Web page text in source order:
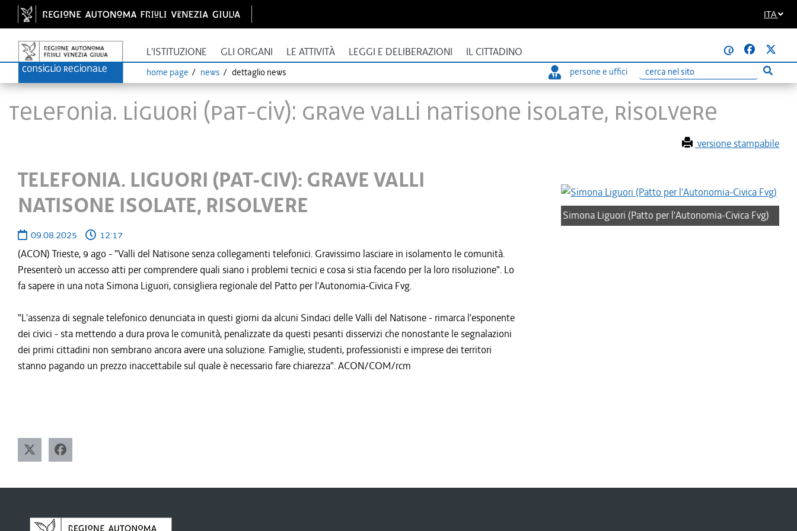
ITA
L'ISTITUZIONE GLI ORGANI LE ATTIVITÀ LEGGI E DELIBERAZIONI IL CITTADINO @
home page news dettaglio news persone e uffici
Ricerca Esegui
TELEFONIA. LIGUORI (PAT-CIV): GRAVE VALLI NATISONE ISOLATE, RISOLVERE
versione stampabile
TELEFONIA. LIGUORI (PAT-CIV): GRAVE VALLI
NATISONE ISOLATE, RISOLVERE
09.08.2025
12:17
(ACON) Trieste, 9 ago - "Valli del Natisone senza collegamenti telefonici. Gravissimo lasciare in isolamento le comunità.
Presenterò un accesso atti per comprendere quali siano i problemi tecnici e cosa si stia facendo per la loro risoluzione". Lo
fa sapere in una nota Simona Liguori, consigliera regionale del Patto per l'Autonomia-Civica Fvg.
"L'assenza di segnale telefonico denunciata in questi giorni da alcuni Sindaci delle Valli del Natisone - rimarca l'esponente
dei civici - sta mettendo a dura prova le comunità, penalizzate da questi pesanti disservizi che nonostante le segnalazioni
dei primi cittadini non sembrano ancora avere una soluzione. Famiglie, studenti, professionisti e imprese dei territori
stanno pagando un prezzo inaccettabile sul quale è necessario fare chiarezza". ACON/COM/rcm
Simona Liguori (Patto per l'Autonomia-Civica Fvg)